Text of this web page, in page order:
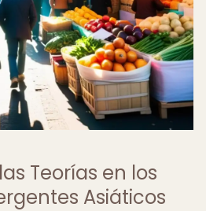
Teorías en los
Asiáticos